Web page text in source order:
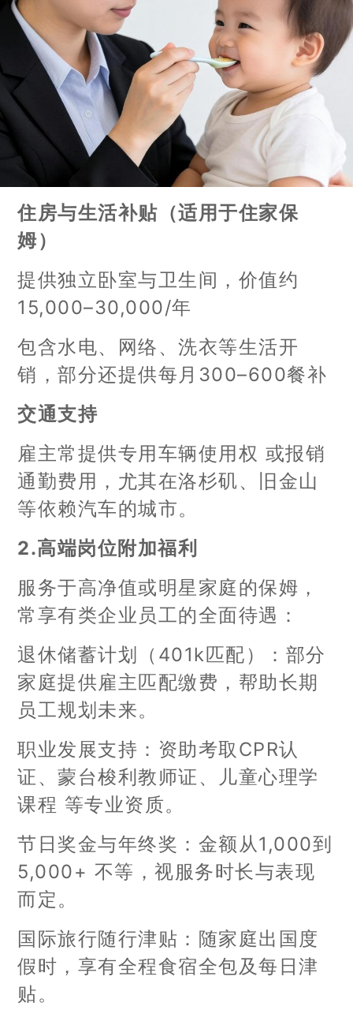
住房与生活补贴（适用于住家保
姆）
提供独立卧室与卫生间，价值约
15,000–30,000/年
包含水电、网络、洗衣等生活开
销，部分还提供每月300–600餐补
交通支持
雇主常提供专用车辆使用权 或报销
通勤费用，尤其在洛杉矶、旧金山
等依赖汽车的城市。
2.高端岗位附加福利
服务于高净值或明星家庭的保姆，
常享有类企业员工的全面待遇：
退休储蓄计划（401k匹配）：部分
家庭提供雇主匹配缴费，帮助长期
员工规划未来。
职业发展支持：资助考取CPR认
证、蒙台梭利教师证、儿童心理学
课程 等专业资质。
节日奖金与年终奖：金额从1,000到
5,000+ 不等，视服务时长与表现
而定。
国际旅行随行津贴：随家庭出国度
假时，享有全程食宿全包及每日津
贴。